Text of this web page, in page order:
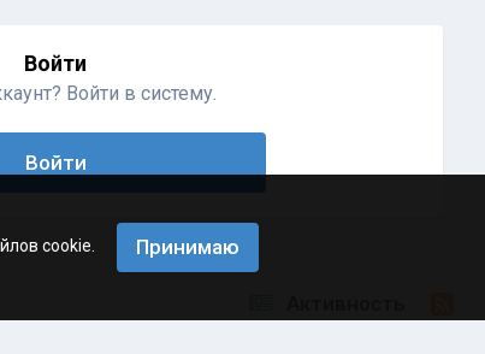
Войти
Войти в систему.
Войти
cookie. Принимаю